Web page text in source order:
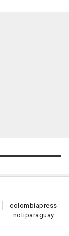
colombiapress
notiparaguay